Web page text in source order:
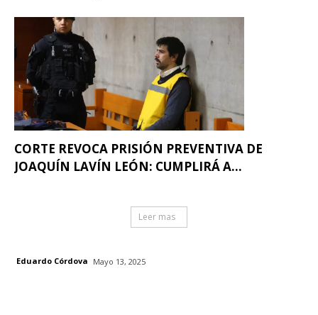
CORTE REVOCA PRISIÓN PREVENTIVA DE
JOAQUÍN LAVÍN LEÓN: CUMPLIRÁ A...
Leer mas
Eduardo Córdova Mayo 13, 2025